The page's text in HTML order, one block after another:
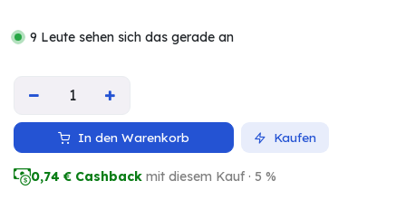
9 Leute sehen sich das gerade an
In den Warenkorb Kaufen
0,74 € Cashback mit diesem Kauf · 5 %